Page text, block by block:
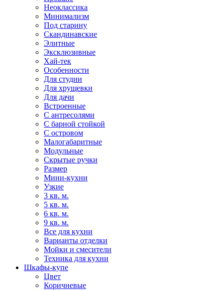
Неоклассика
Минимализм
Под старину
Скандинавские
Элитные
Эксклюзивные
Хай-тек
Особенности
Для студии
Для хрущевки
Для дачи
Встроенные
С антресолями
С барной стойкой
С островом
Малогабаритные
Модульные
Скрытые ручки
Размер
Мини-кухни
Узкие
3 кв. м.
5 кв. м.
6 кв. м.
9 кв. м.
Все для кухни
Варианты отделки
Мойки и смесители
Техника для кухни
Шкафы-купе
Цвет
Коричневые